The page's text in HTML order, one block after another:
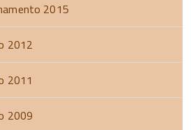
2015
2012
2011
2009